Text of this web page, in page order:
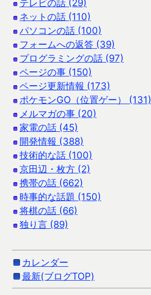
テレビの話 (29)
ネットの話 (110)
パソコンの話 (100)
フォームへの返答 (39)
プログラミングの話 (97)
ページの事 (150)
ページ更新情報 (173)
ポケモンGO（位置ゲー） (131)
メルマガの事 (20)
家電の話 (45)
開発情報 (388)
技術的な話 (100)
京田辺・枚方 (2)
携帯の話 (662)
時事的な話題 (150)
将棋の話 (66)
独り言 (89)
カレンダー
最新(ブログTOP)